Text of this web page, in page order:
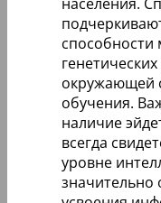
способности
окружающей
обучения.
наличие
всегда
уровне
значительно